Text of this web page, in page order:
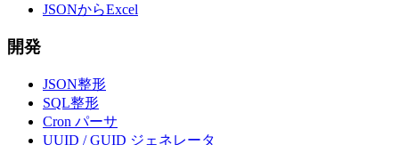
JSONからExcel
開発
JSON整形
SQL整形
Cron パーサ
UUID / GUID ジェネレータ